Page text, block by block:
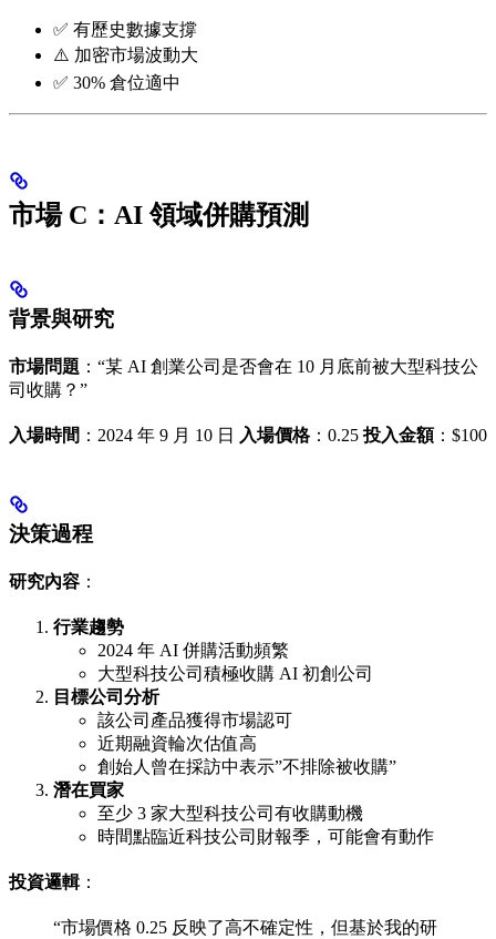
✅ 有歷史數據支撐
⚠️ 加密市場波動大
✅ 30% 倉位適中
市場 C：AI 領域併購預測
背景與研究
市場問題 ：“某 AI 創業公司是否會在 10 月底前被大型科技公
司收購？”
入場時間 ：2024 年 9 月 10 日 入場價格：0.25投入金額：$100
決策過程
研究內容 ：
行業趨勢
2024 年 AI 併購活動頻繁
大型科技公司積極收購 AI 初創公司
目標公司分析
該公司產品獲得市場認可
近期融資輪次估值高
創始人曾在採訪中表示”不排除被收購”
潛在買家
至少 3 家大型科技公司有收購動機
時間點臨近科技公司財報季，可能會有動作
投資邏輯：
“市場價格 0.25 反映了高不確定性，但基於我的研